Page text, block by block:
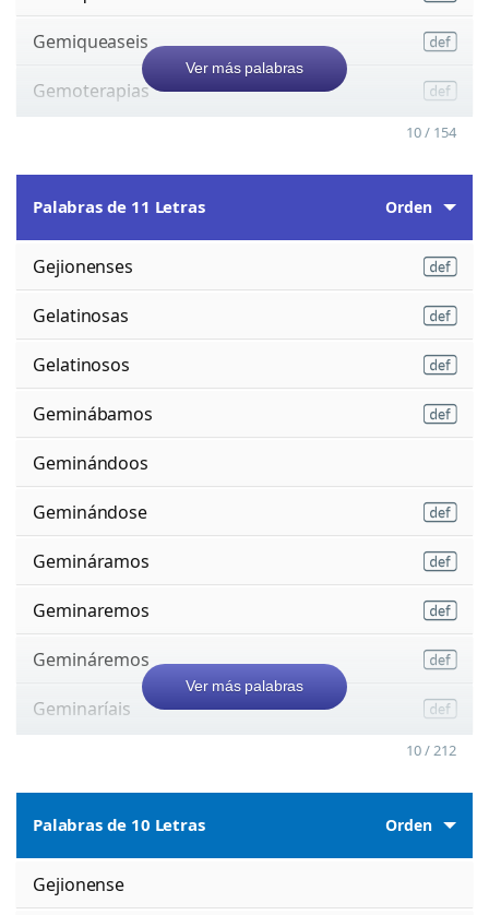
Gemiqueaseis
Gemoterapias
Ver más palabras
10 / 154
Palabras de 11 Letras Orden
Gejionenses
Gelatinosas
Gelatinosos
Geminábamos
Geminándoos
Geminándose
Gemináramos
Geminaremos
Gemináremos
Geminaríais
Ver más palabras
10 / 212
Palabras de 10 Letras Orden
Gejionense